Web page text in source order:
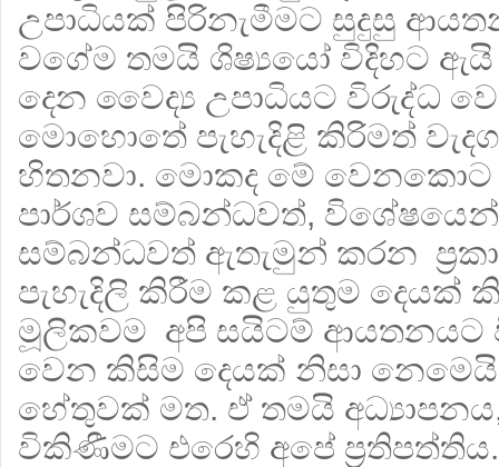
උපාධියක් පිරිනැමීමට සුදුසු
වගේම තමයි ශිෂ්‍යයෝ විදිහට
දෙන වෛද්‍ය උපාධියට විරුද්ධ
මොහොතේ පැහැදිළි කිරිමත්
හිතනවා. මොකද මේ
පාර්ශව සම්බන්ධවත්,
සම්බන්ධවත් ඇතැමුන් කරන
පැහැදිලි කිරීම කළ යුතුම දෙයක්
මූලිකවම අපි සයිටම් ආයතනයට
වෙන කිසිම දෙයක් නිසා
හේතුවක් මත. ඒ තමයි
විකිණීමට එරෙහි අපේ